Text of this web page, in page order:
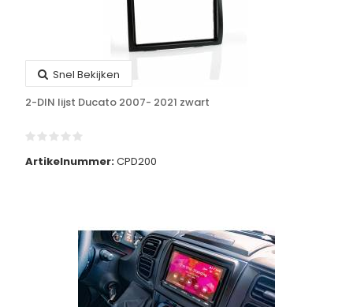
Snel Bekijken
2-DIN lijst Ducato 2007- 2021 zwart
Artikelnummer:CPD200